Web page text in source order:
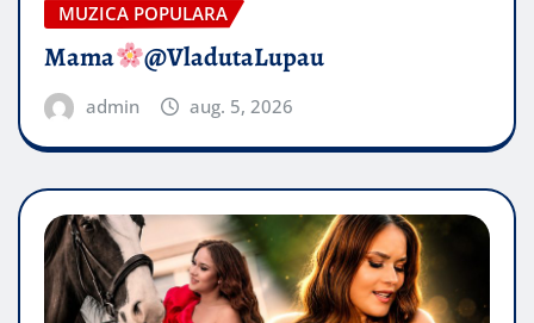
MUZICA POPULARA
Mama @VladutaLupau
admin aug. 5, 2026